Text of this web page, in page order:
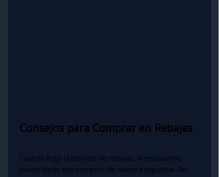
Consejos para Comprar en Rebajas
Cuando llega el período de rebajas, el entusiasmo
puede hacer que compres de manera impulsiva. Sin